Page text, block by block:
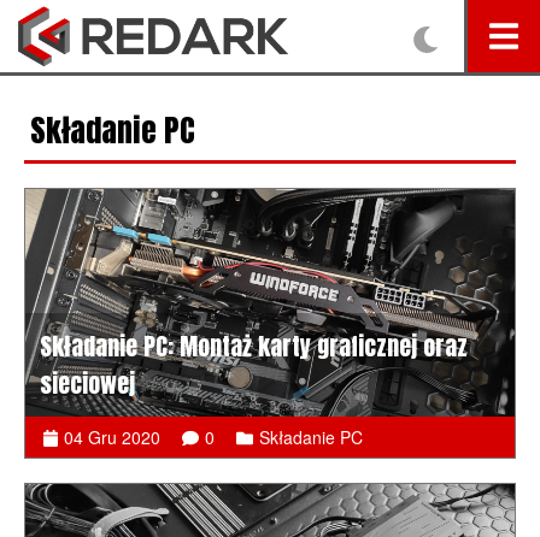
Składanie PC
Składanie PC: Montaż karty graficznej oraz
sieciowej
04 Gru 2020 0 Składanie PC